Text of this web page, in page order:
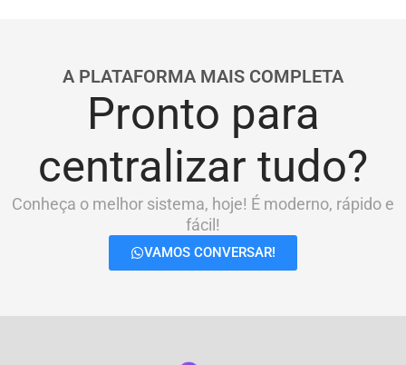
A PLATAFORMA MAIS COMPLETA
Pronto para
centralizar tudo?
Conheça o melhor sistema, hoje! É moderno, rápido e
fácil!
VAMOS CONVERSAR!